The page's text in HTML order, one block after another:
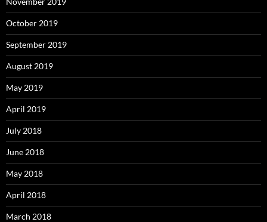
October 2019
September 2019
August 2019
May 2019
April 2019
July 2018
June 2018
May 2018
April 2018
March 2018